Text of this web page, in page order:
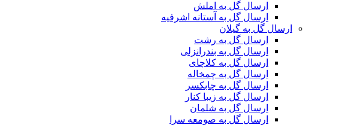
ارسال گل به املش
ارسال گل به آستانه اشرفیه
ارسال گل به گیلان
ارسال گل به رشت
ارسال گل به بندرانزلی
ارسال گل به کلاچای
ارسال گل به چمخاله
ارسال گل به چابکسر
ارسال گل به زیبا کنار
ارسال گل به شلمان
ارسال گل به صومعه سرا